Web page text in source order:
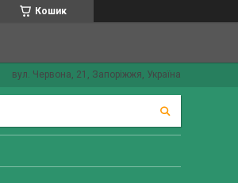
Кошик
вул. Червона, 21, Запоріжжя, Україна